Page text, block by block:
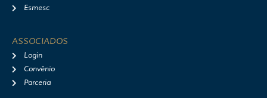
Esmesc
ASSOCIADOS
Login
Convênio
Parceria